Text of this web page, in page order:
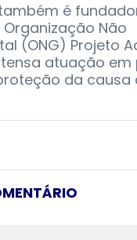
é
Não
(ONG) Projeto
atuação
da causa